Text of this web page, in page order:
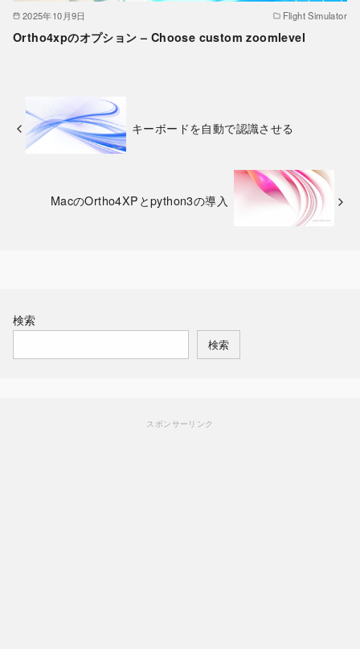
2025年10月9日 Flight Simulator
Ortho4xpのオプション – Choose custom zoomlevel
キーボードを自動で認識させる
MacのOrtho4XPとpython3の導入
検索
検索
スポンサーリンク